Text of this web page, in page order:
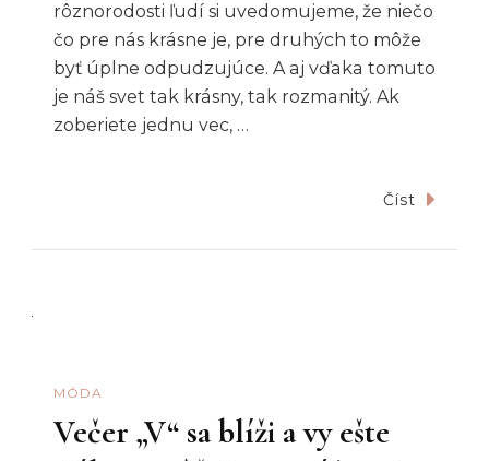
rôznorodosti ľudí si uvedomujeme, že niečo
čo pre nás krásne je, pre druhých to môže
byť úplne odpudzujúce. A aj vďaka tomuto
je náš svet tak krásny, tak rozmanitý. Ak
zoberiete jednu vec, …
Číst
MÓDA
Večer „V“ sa blíži a vy ešte